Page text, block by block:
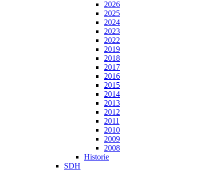
2026
2025
2024
2023
2022
2019
2018
2017
2016
2015
2014
2013
2012
2011
2010
2009
2008
Historie
SDH